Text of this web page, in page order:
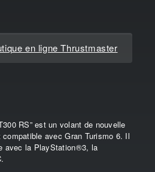
en ligne Thrustmaster
RS” est un volant de nouvelle
avec Gran Turismo 6. Il
avec la PlayStation®3, la